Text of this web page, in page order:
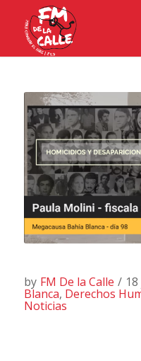
by FM De la Calle /
Blanca, Derechos
Noticias